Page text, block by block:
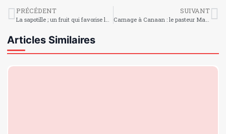
PRÉCÉDENT SUIVANT
Articles Similaires